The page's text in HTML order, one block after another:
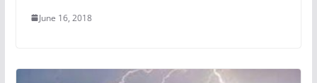
June 16, 2018